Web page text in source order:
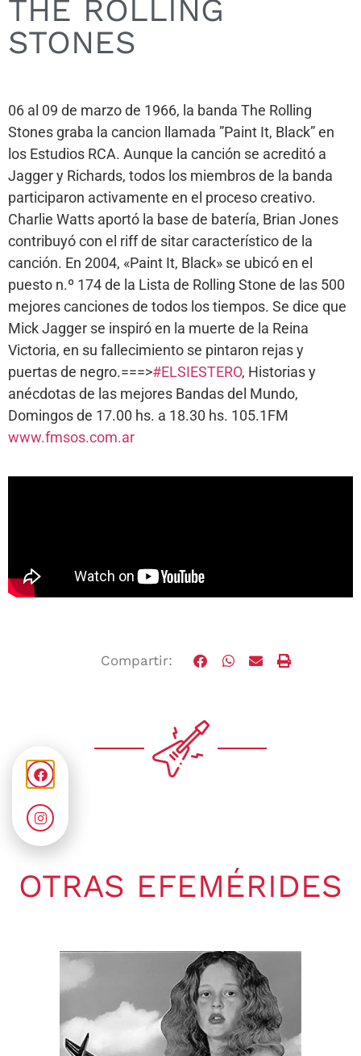
THE ROLLING
STONES
06 al 09 de marzo de 1966, la banda The Rolling
Stones graba la cancion llamada ”Paint It, Black” en
los Estudios RCA. Aunque la canción se acreditó a
Jagger y Richards, todos los miembros de la banda
participaron activamente en el proceso creativo.
Charlie Watts aportó la base de batería, Brian Jones
contribuyó con el riff de sitar característico de la
canción. En 2004, «Paint It, Black» se ubicó en el
puesto n.º 174 de la Lista de Rolling Stone de las 500
mejores canciones de todos los tiempos. Se dice que
Mick Jagger se inspiró en la muerte de la Reina
Victoria, en su fallecimiento se pintaron rejas y
puertas de negro.===>#ELSIESTERO, Historias y
anécdotas de las mejores Bandas del Mundo,
Domingos de 17.00 hs. a 18.30 hs. 105.1FM
www.fmsos.com.ar
Compartir:
OTRAS EFEMÉRIDES